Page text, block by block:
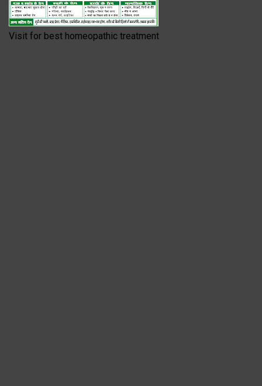
Visit for best homeopathic treatment